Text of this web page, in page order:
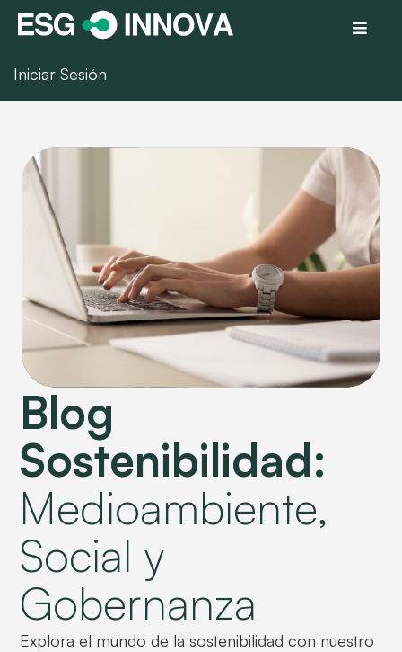
Iniciar Sesión
Blog
Sostenibilidad:
Medioambiente,
Social y
Gobernanza
Explora el mundo de la sostenibilidad con nuestro